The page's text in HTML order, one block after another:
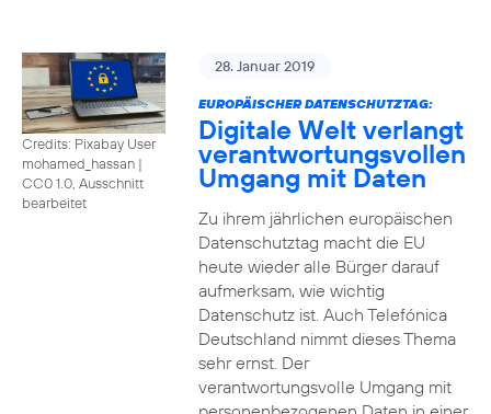
Credits: Pixabay User
mohamed_hassan |
CC0 1.0, Ausschnitt
bearbeitet
28. Januar 2019
EUROPÄISCHER DATENSCHUTZTAG:
Digitale Welt verlangt
verantwortungsvollen
Umgang mit Daten
Zu ihrem jährlichen europäischen
Datenschutztag macht die EU
heute wieder alle Bürger darauf
aufmerksam, wie wichtig
Datenschutz ist. Auch Telefónica
Deutschland nimmt dieses Thema
sehr ernst. Der
verantwortungsvolle Umgang mit